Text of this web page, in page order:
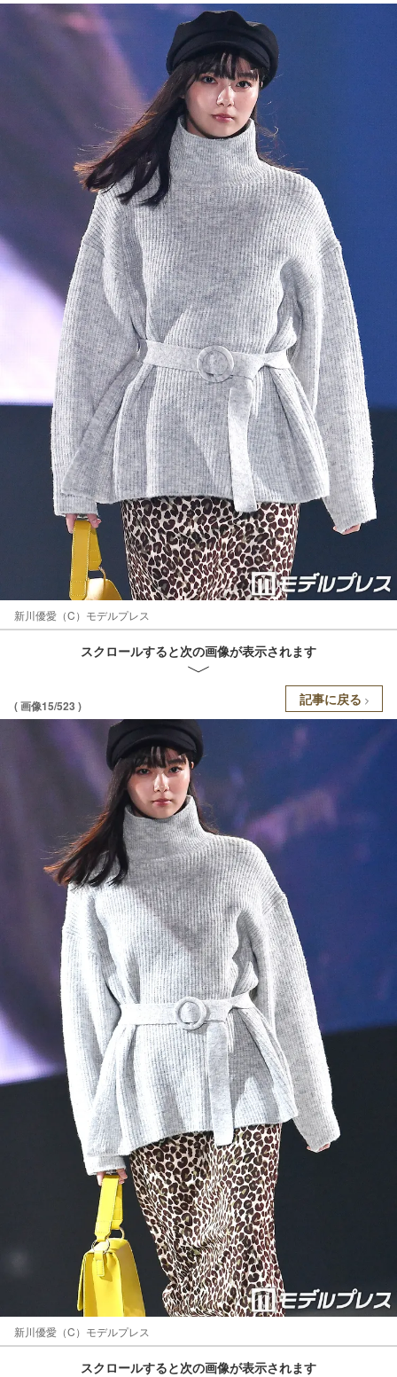
新川優愛（C）モデルプレス
スクロールすると次の画像が表示されます
( 画像15/523 ) 記事に戻る
新川優愛（C）モデルプレス
スクロールすると次の画像が表示されます